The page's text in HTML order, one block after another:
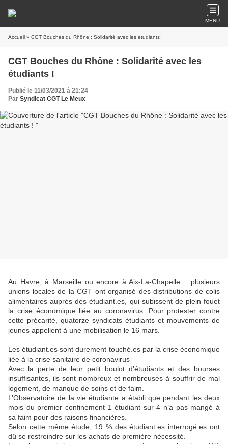
MENU
Accueil » CGT Bouches du Rhône : Solidarité avec les étudiants !
CGT Bouches du Rhône : Solidarité avec les
étudiants !
Publié le 11/03/2021 à 21:24
Par Syndicat CGT Le Meux
Au Havre, à Marseille ou encore à Aix-La-Chapelle… plusieurs
unions locales de la CGT ont organisé des distributions de colis
alimentaires auprès des étudiant.es, qui subissent de plein fouet
la crise économique liée au coronavirus. Pour protester contre
cette précarité, quatorze syndicats étudiants et mouvements de
jeunes appellent à une mobilisation le 16 mars.
Les étudiant.es sont durement touché.es par la crise économique
liée à la crise sanitaire de coronavirus
Avec la perte de leur petit boulot d’étudiants et des bourses
insuffisantes, ils sont nombreux et nombreuses à souffrir de mal
logement, de manque de soins et de faim.
L’Observatoire de la vie étudiante a établi que pendant les deux
mois du premier confinement 1 étudiant sur 4 n’a pas mangé à
sa faim pour des raisons financières.
Selon cette même étude, 19 % des étudiant.es interrogé.es ont
dû se restreindre sur les achats de première nécessité.